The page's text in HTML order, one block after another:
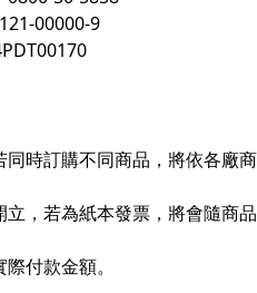
00000-9
時訂購不同商品，將依各廠商
，若為紙本發票，將會隨商品
付款金額。